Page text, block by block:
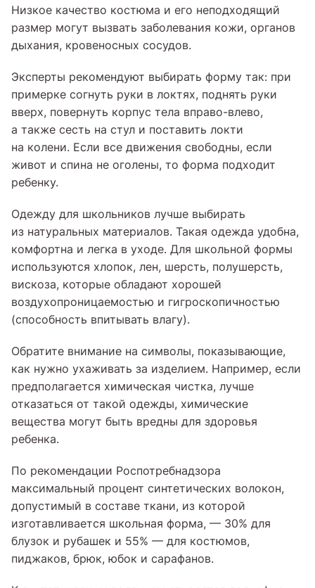
Низкое качество костюма и его неподходящий
размер могут вызвать заболевания кожи, органов
дыхания, кровеносных сосудов.
Эксперты рекомендуют выбирать форму так: при
примерке согнуть руки в локтях, поднять руки
вверх, повернуть корпус тела вправо-влево,
а также сесть на стул и поставить локти
на колени. Если все движения свободны, если
живот и спина не оголены, то форма подходит
ребенку.
Одежду для школьников лучше выбирать
из натуральных материалов. Такая одежда удобна,
комфортна и легка в уходе. Для школьной формы
используются хлопок, лен, шерсть, полушерсть,
вискоза, которые обладают хорошей
воздухопроницаемостью и гигроскопичностью
(способность впитывать влагу).
Обратите внимание на символы, показывающие,
как нужно ухаживать за изделием. Например, если
предполагается химическая чистка, лучше
отказаться от такой одежды, химические
вещества могут быть вредны для здоровья
ребенка.
По рекомендации Роспотребнадзора
максимальный процент синтетических волокон,
допустимый в составе ткани, из которой
изготавливается школьная форма, — 30% для
блузок и рубашек и 55% — для костюмов,
пиджаков, брюк, юбок и сарафанов.